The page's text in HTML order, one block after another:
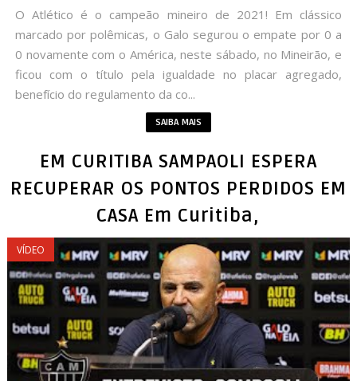
O Atlético é o campeão mineiro de 2021! Em clássico
marcado por polêmicas, o Galo segurou o empate por 0 a
0 novamente com o América, neste sábado, no Mineirão, e
ficou com o título pela igualdade no placar agregado,
benefício do regulamento da co...
SAIBA MAIS
EM CURITIBA SAMPAOLI ESPERA
RECUPERAR OS PONTOS PERDIDOS EM
CASA Em Curitiba,
VÍDEO